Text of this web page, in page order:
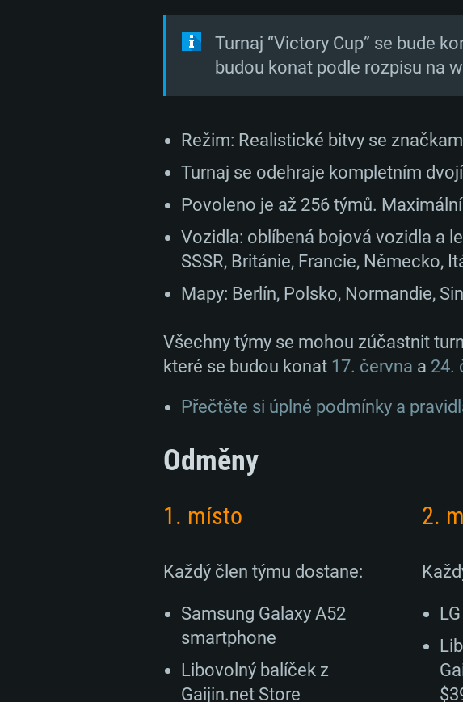
Turnaj “Victory Cup” se bude
budou konat podle rozpisu na
Režim: Realistické bitvy se
Turnaj se odehraje kompletním
Povoleno je až 256 týmů.
Vozidla: oblíbená bojová vozidla a
SSSR, Británie, Francie, Německo,
Mapy: Berlín, Polsko, Normandie,
Všechny týmy se mohou zúčastnit
které se budou konat 17. června a 24.
Přečtěte si úplné podmínky a
Odměny
1. místo
Každý člen týmu dostane:
Samsung Galaxy A52
smartphone
Libovolný balíček z
Gaijin.net Store
2.